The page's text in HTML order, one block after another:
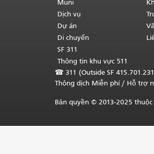
thúc
nội
dung
trang.Phần
còn
trang
này
được
Muni
Dịch vụ
Dự án
Di chuyển
SF 311
Thông tin khu vực 511
☎ 311 (Outside SF
Thông dịch Miễn phí/ Hỗ trợ
Bản quyền © 2013-2025